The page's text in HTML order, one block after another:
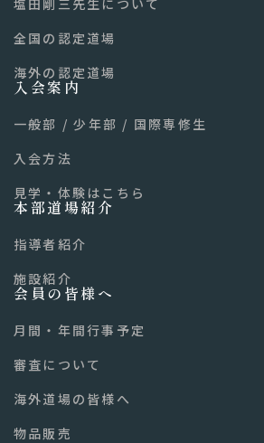
全国の認定道場
海外の認定道場
入会案内
一般部 /少年部 / 国際専修生
入会方法
見学・体験はこちら
本部道場紹介
指導者紹介
施設紹介
会員の皆様へ
月間・年間行事予定
審査について
海外道場の皆様へ
物品販売